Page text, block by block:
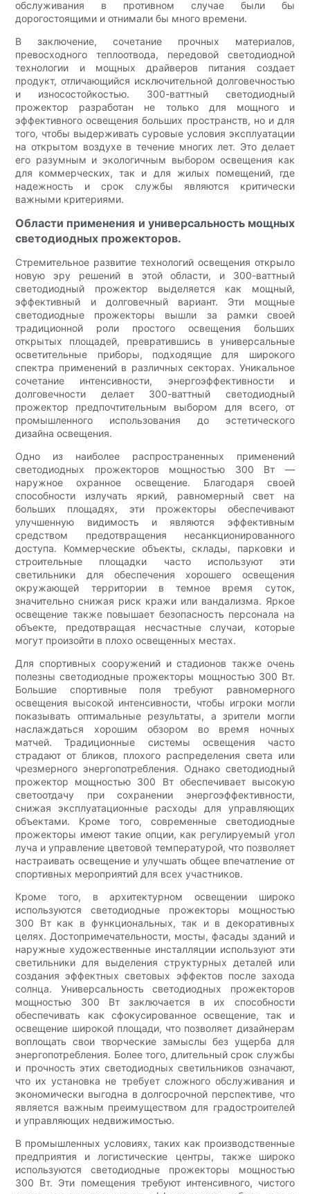
обслуживания в противном случае были бы
дорогостоящими и отнимали бы много времени.
В заключение, сочетание прочных материалов,
превосходного теплоотвода, передовой светодиодной
технологии и мощных драйверов питания создает
продукт, отличающийся исключительной долговечностью
и износостойкостью. 300-ваттный светодиодный
прожектор разработан не только для мощного и
эффективного освещения больших пространств, но и для
того, чтобы выдерживать суровые условия эксплуатации
на открытом воздухе в течение многих лет. Это делает
его разумным и экологичным выбором освещения как
для коммерческих, так и для жилых помещений, где
надежность и срок службы являются критически
важными критериями.
Области применения и универсальность мощных
светодиодных прожекторов.
Стремительное развитие технологий освещения открыло
новую эру решений в этой области, и 300-ваттный
светодиодный прожектор выделяется как мощный,
эффективный и долговечный вариант. Эти мощные
светодиодные прожекторы вышли за рамки своей
традиционной роли простого освещения больших
открытых площадей, превратившись в универсальные
осветительные приборы, подходящие для широкого
спектра применений в различных секторах. Уникальное
сочетание интенсивности, энергоэффективности и
долговечности делает 300-ваттный светодиодный
прожектор предпочтительным выбором для всего, от
промышленного использования до эстетического
дизайна освещения.
Одно из наиболее распространенных применений
светодиодных прожекторов мощностью 300 Вт —
наружное охранное освещение. Благодаря своей
способности излучать яркий, равномерный свет на
больших площадях, эти прожекторы обеспечивают
улучшенную видимость и являются эффективным
средством предотвращения несанкционированного
доступа. Коммерческие объекты, склады, парковки и
строительные площадки часто используют эти
светильники для обеспечения хорошего освещения
окружающей территории в темное время суток,
значительно снижая риск кражи или вандализма. Яркое
освещение также повышает безопасность персонала на
объекте, предотвращая несчастные случаи, которые
могут произойти в плохо освещенных местах.
Для спортивных сооружений и стадионов также очень
полезны светодиодные прожекторы мощностью 300 Вт.
Большие спортивные поля требуют равномерного
освещения высокой интенсивности, чтобы игроки могли
показывать оптимальные результаты, а зрители могли
наслаждаться хорошим обзором во время ночных
матчей. Традиционные системы освещения часто
страдают от бликов, плохого распределения света или
чрезмерного энергопотребления. Однако светодиодный
прожектор мощностью 300 Вт обеспечивает высокую
светоотдачу при сохранении энергоэффективности,
снижая эксплуатационные расходы для управляющих
объектами. Кроме того, современные светодиодные
прожекторы имеют такие опции, как регулируемый угол
луча и управление цветовой температурой, что позволяет
настраивать освещение и улучшать общее впечатление от
спортивных мероприятий для всех участников.
Кроме того, в архитектурном освещении широко
используются светодиодные прожекторы мощностью
300 Вт как в функциональных, так и в декоративных
целях. Достопримечательности, мосты, фасады зданий и
наружные художественные инсталляции используют эти
светильники для выделения структурных деталей или
создания эффектных световых эффектов после захода
солнца. Универсальность светодиодных прожекторов
мощностью 300 Вт заключается в их способности
обеспечивать как сфокусированное освещение, так и
освещение широкой площади, что позволяет дизайнерам
воплощать свои творческие замыслы без ущерба для
энергопотребления. Более того, длительный срок службы
и прочность этих светодиодных светильников означают,
что их установка не требует сложного обслуживания и
экономически выгодна в долгосрочной перспективе, что
является важным преимуществом для градостроителей
и управляющих недвижимостью.
В промышленных условиях, таких как производственные
предприятия и логистические центры, также широко
используются светодиодные прожекторы мощностью
300 Вт. Эти помещения требуют интенсивного, чистого